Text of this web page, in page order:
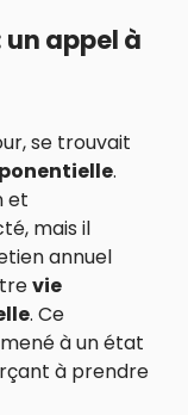
un appel à
se trouvait
.
et
mais il
annuel
vie
. Ce
à un état
à prendre